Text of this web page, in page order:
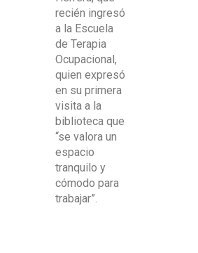
recién ingresó
a la Escuela
de Terapia
Ocupacional,
quien expresó
en su primera
visita a la
biblioteca que
“se valora un
espacio
tranquilo y
cómodo para
trabajar”.